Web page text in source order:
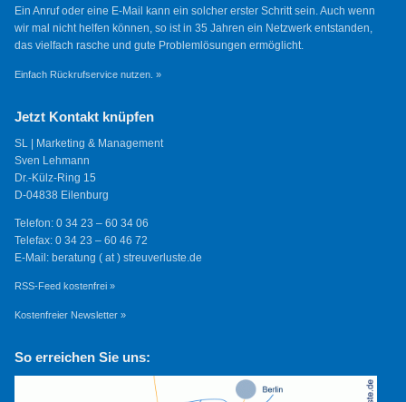
Ein Anruf oder eine E-Mail kann ein solcher erster Schritt sein. Auch wenn
wir mal nicht helfen können, so ist in 35 Jahren ein Netzwerk entstanden,
das vielfach rasche und gute Problemlösungen ermöglicht.
Einfach Rückrufservice nutzen. »
Jetzt Kontakt knüpfen
SL | Marketing & Management
Sven Lehmann
Dr.-Külz-Ring 15
D-04838 Eilenburg
Telefon: 0 34 23 – 60 34 06
Telefax: 0 34 23 – 60 46 72
E-Mail: beratung ( at ) streuverluste.de
RSS-Feed kostenfrei »
Kostenfreier Newsletter »
So erreichen Sie uns: